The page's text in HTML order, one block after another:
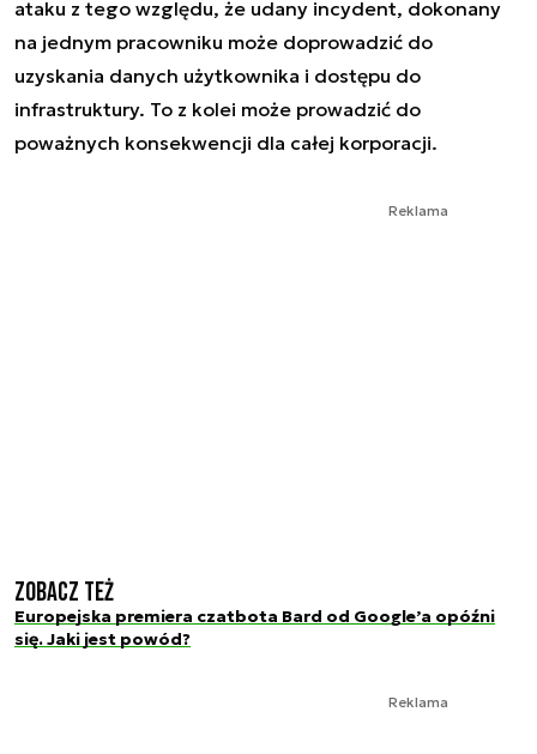
ataku z tego względu, że udany incydent, dokonany
na jednym pracowniku może doprowadzić do
uzyskania danych użytkownika i dostępu do
infrastruktury. To z kolei może prowadzić do
poważnych konsekwencji dla całej korporacji.
Reklama
Zobacz też
Europejska premiera czatbota Bard od Google’a opóźni
się. Jaki jest powód?
Reklama